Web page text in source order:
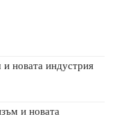
и новата индустрия
и новата